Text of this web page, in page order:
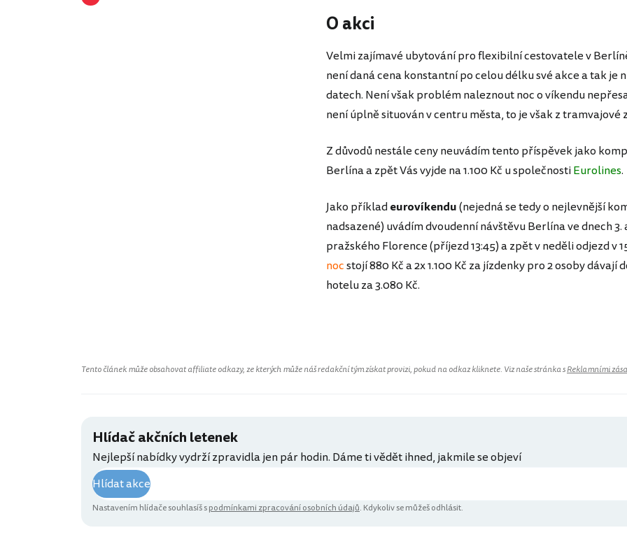
O akci
Velmi zajímavé ubytování pro flexibilní cestovatele v
není daná cena konstantní po celou délku své akce a tak
datech. Není však problém naleznout noc o víkendu
není úplně situován v centru města, to je však z tramvajové
Z důvodů nestále ceny neuvádím tento příspěvek jako
Berlína a zpět Vás vyjde na 1.100 Kč u společnostiEurolines.
Jako příkladeurovíkendu(nejedná se tedy o nejlevnější
nadsazené) uvádím dvoudenní návštěvu Berlína ve dnech
pražského Florence (příjezd 13:45) a zpět v neděli odjezd v
nocstojí 880 Kč a 2x 1.100 Kč za jízdenky pro 2 osoby
hotelu za 3.080 Kč.
Tento článek může obsahovat affiliate odkazy, ze kterých může náš redakční tým získat provizi, pokud na odkaz kliknete. Viz naše stránka sReklamními
Hlídač akčních letenek
Nejlepší nabídky vydrží zpravidla jen pár hodin. Dáme ti vědět ihned, jakmile se objeví
Hlídat akce
Nastavením hlídače souhlasíš spodmínkami zpracování osobních údajů. Kdykoliv se můžeš odhlásit.